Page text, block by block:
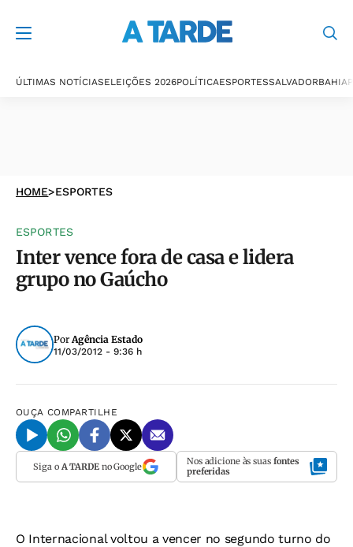
ÚLTIMAS NOTÍCIASELEIÇÕES 2026POLÍTICAESPORTESSALVADORBAHIA
HOME>ESPORTES
ESPORTES
Inter vence fora de casa e lidera
grupo no Gaúcho
PorAgência Estado
11/03/2012 - 9:36 h
OUÇA COMPARTILHE
Siga o A TARDEno Google Nos adicione às suas fontes
preferidas
O Internacional voltou a vencer no segundo turno do